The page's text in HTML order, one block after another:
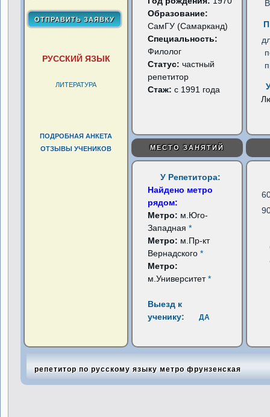
РУССКИЙ ЯЗЫК
ЛИТЕРАТУРА
ПОДРОБНАЯ АНКЕТА
ОТЗЫВЫ УЧЕНИКОВ
Образование:
СамГУ (Самарканд)
Специальность:
Филолог
Статус:частный
репетитор
Стаж: с 1991 года
МЕСТО ЗАНЯТИЙ
У Репетитора:
Найдено метро
рядом:
Метро: м.Юго-
Западная*
Метро: м.Пр-кт
Вернадского*
Метро:
м.Университет*
Выезд к
ученику:
ДА
репетитор по русскому языку метро фрунзенская